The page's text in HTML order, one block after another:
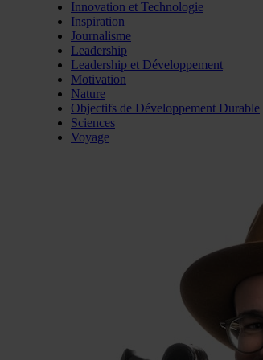
Innovation et Technologie
Inspiration
Journalisme
Leadership
Leadership et Développement
Motivation
Nature
Objectifs de Développement Durable
Sciences
Voyage